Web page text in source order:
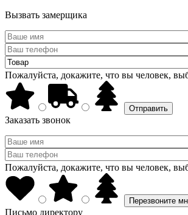
Вызвать замерщика
Пожалуйста, докажите, что вы человек,
Заказать звонок
Пожалуйста, докажите, что вы человек,
Письмо директору